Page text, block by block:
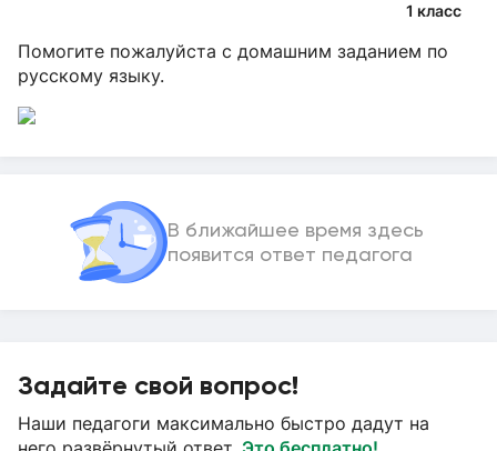
1 класс
Помогите пожалуйста с домашним заданием по
русскому языку.
В ближайшее время здесь
появится ответ педагога
Задайте свой вопрос!
Наши педагоги максимально быстро дадут на